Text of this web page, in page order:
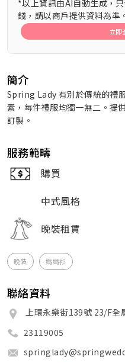
*以上資訊由AI自動生成，
錢，請以商戶提供資料為準。
立即
簡介
Spring Lady 有別於傳統的禮
素，每件禮服均獨一無二。提
訂製。
服務範疇
購買
中式風格
晚裝租賃
晚裝 媽媽衫
聯絡資料
上環永樂街139號 23/F全
23119005